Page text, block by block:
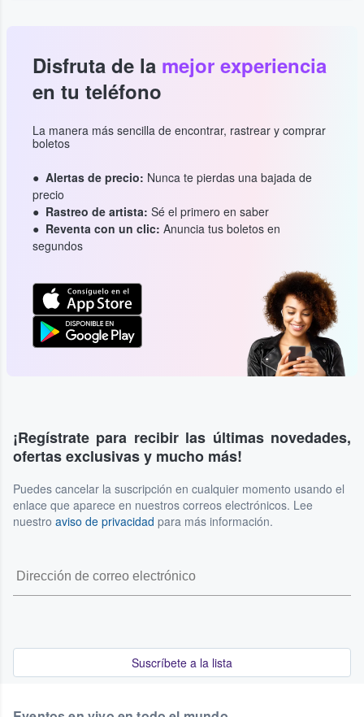
Disfruta de la mejor experiencia
en tu teléfono
La manera más sencilla de encontrar, rastrear y comprar
boletos
Alertas de precio: Nunca te pierdas una bajada de
precio
Rastreo de artista: Sé el primero en saber
Reventa con un clic: Anuncia tus boletos en
segundos
¡Regístrate para recibir las últimas novedades,
ofertas exclusivas y mucho más!
Puedes cancelar la suscripción en cualquier momento usando el
enlace que aparece en nuestros correos electrónicos. Lee
nuestro aviso de privacidad para más información.
Suscríbete a la lista